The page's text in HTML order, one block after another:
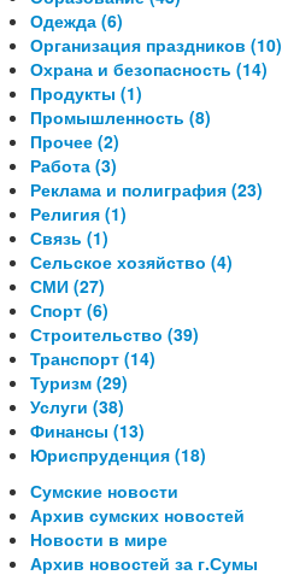
Одежда (6)
Организация праздников (10)
Охрана и безопасность (14)
Продукты (1)
Промышленность (8)
Прочее (2)
Работа (3)
Реклама и полиграфия (23)
Религия (1)
Связь (1)
Сельское хозяйство (4)
СМИ (27)
Спорт (6)
Строительство (39)
Транспорт (14)
Туризм (29)
Услуги (38)
Финансы (13)
Юриспруденция (18)
Сумские новости
Архив сумских новостей
Новости в мире
Архив новостей за г.Сумы